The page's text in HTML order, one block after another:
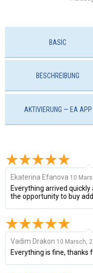
BASIC
BESCHREIBUNG
AKTIVIERUNG — EA APP
Ekaterina Efanova 10
Everything arrived
the opportunity to buy
Vadim Drakon 10 Marsch,
Everything is fine, thanks